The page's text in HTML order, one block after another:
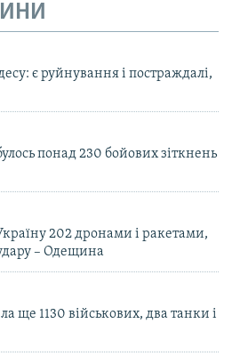
є руйнування і постраждалі,
понад 230 бойових зіткнень
202 дронами і ракетами,
– Одещина
ще 1130 військових, два танки і